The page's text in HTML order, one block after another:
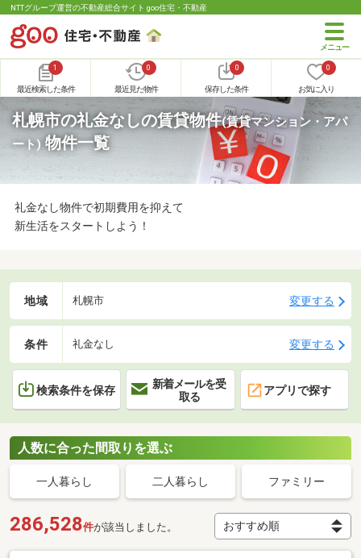
NTTグループ運営の不動産総合サイト goo住宅・不動産
1
最近検索した条件
0
最近見た物件
0
保存した条件
0
お気に入り
札幌市の礼金なしの賃貸物件(賃貸マンション・アパ
ート)物件一覧
礼金なし物件で初期費用を抑えて
新生活をスタートしよう！
地域 札幌市 変更する
条件 礼金なし 変更する
検索条件を保存
新着メールを受
取る
アプリで探す
人数に合った間取りを選ぶ
一人暮らし 二人暮らし ファミリー
286,528件が該当しました。